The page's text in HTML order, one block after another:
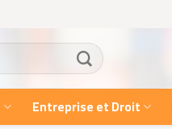
Entreprise et Droit